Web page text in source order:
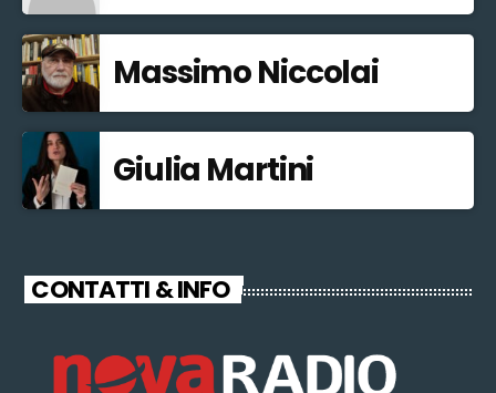
Massimo Niccolai
Giulia Martini
CONTATTI & INFO